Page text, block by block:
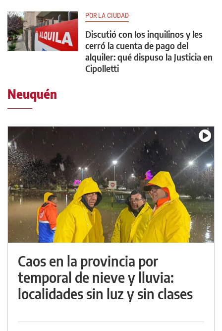
POR LA CIUDAD
Discutió con los inquilinos y les
cerró la cuenta de pago del
alquiler: qué dispuso la Justicia en
Cipolletti
Neuquén
Caos en la provincia por
temporal de nieve y lluvia:
localidades sin luz y sin clases